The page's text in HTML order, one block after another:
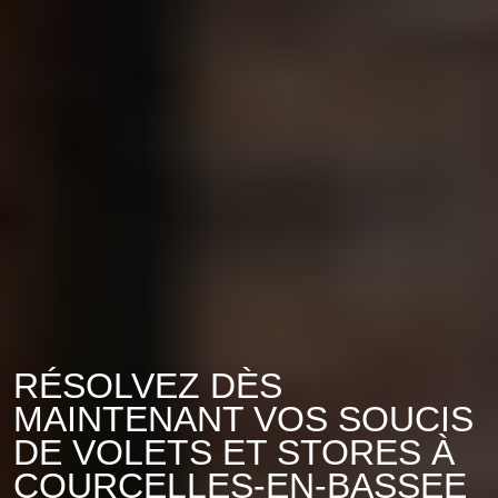
RÉSOLVEZ DÈS
MAINTENANT VOS SOUCIS
DE VOLETS ET STORES À
COURCELLES-EN-BASSEE